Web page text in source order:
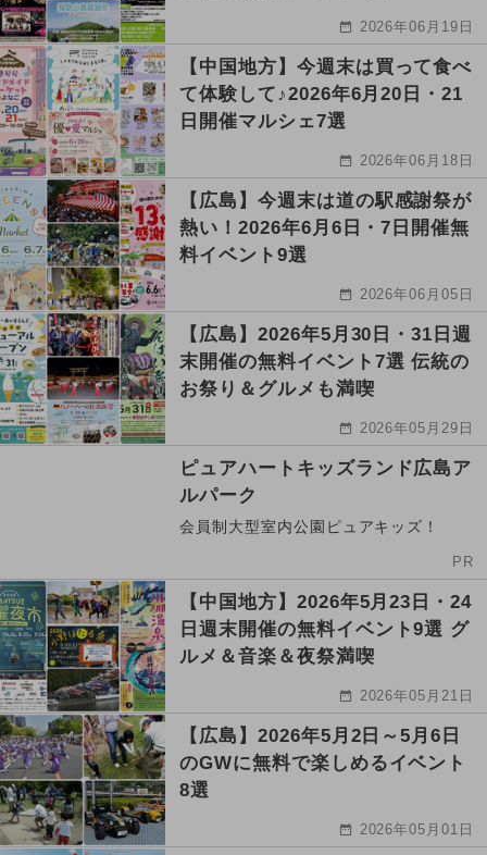
2026年06月19日
【中国地方】今週末は買って食べ
て体験して♪2026年6月20日・21
日開催マルシェ7選
2026年06月18日
【広島】今週末は道の駅感謝祭が
熱い！2026年6月6日・7日開催無
料イベント9選
2026年06月05日
【広島】2026年5月30日・31日週
末開催の無料イベント7選 伝統の
お祭り＆グルメも満喫
2026年05月29日
ピュアハートキッズランド広島ア
ルパーク
会員制大型室内公園ピュアキッズ！
PR
【中国地方】2026年5月23日・24
日週末開催の無料イベント9選 グ
ルメ＆音楽＆夜祭満喫
2026年05月21日
【広島】2026年5月2日～5月6日
のGWに無料で楽しめるイベント
8選
2026年05月01日